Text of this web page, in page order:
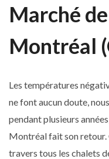
Marché
Montréal
Les températures
ne font aucun doute,
pendant plusieurs
Montréal fait son retour.
travers tous les chalets